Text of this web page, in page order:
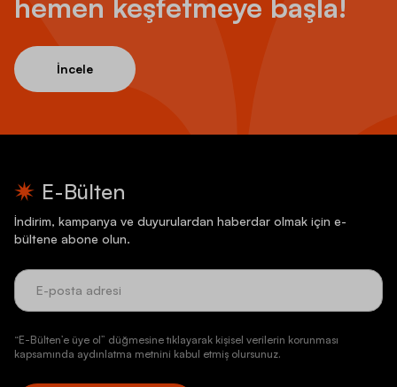
İncele
E-Bülten
İndirim, kampanya ve duyurulardan haberdar olmak için e-
bültene abone olun.
“E-Bülten’e üye ol” düğmesine tıklayarak kişisel verilerin korunması
kapsamında aydınlatma metnini kabul etmiş olursunuz.